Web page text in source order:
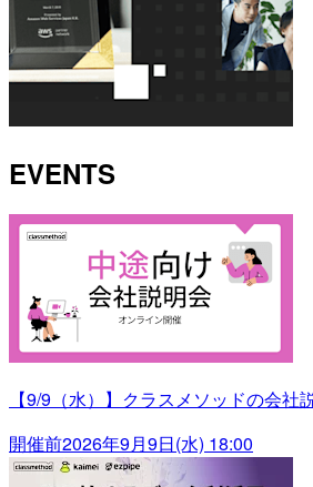
EVENTS
【9/9（水）】クラスメソッドの会社
開催前2026年9月9日(水) 18:00